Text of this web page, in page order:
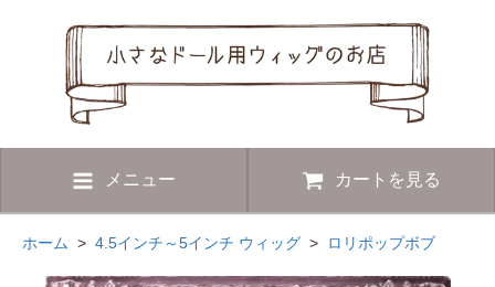
メニュー カートを見る
ホーム > 4.5インチ～5インチ ウィッグ > ロリポップボブ